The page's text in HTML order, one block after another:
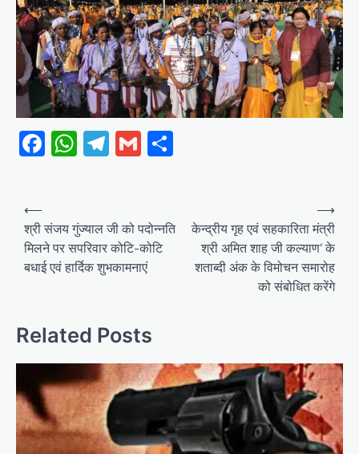
Facebook
WhatsApp
Telegram
Gmail
Post
navigation
⟵
श्री संजय गुंज्याल जी को पदोन्नति
मिलने पर सपरिवार कोटि-कोटि
बधाई एवं हार्दिक शुभकामनाएं
केन्द्रीय गृह एवं सहकारिता मंत्री
श्री अमित शाह जी कल्याण’ के
शताब्दी अंक के विमोचन समारोह
को संबोधित करेंगे
⟶
Related Posts